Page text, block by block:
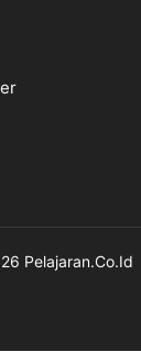
Pelajaran.Co.Id